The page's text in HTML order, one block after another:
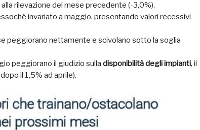
rilevazione del mese precedente (-3,0%).
invariato a maggio, presentando valori recessivi
peggiorano nettamente e scivolano sotto la soglia
peggiorano il giudizio sulla disponibilità degli impianti, il
il 1,5% ad aprile).